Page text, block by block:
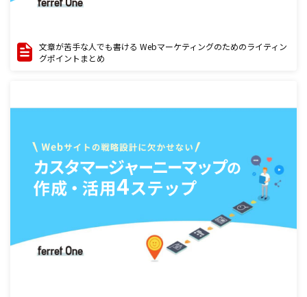
文章が苦手な人でも書ける Webマーケティングのためのライティン
グポイントまとめ